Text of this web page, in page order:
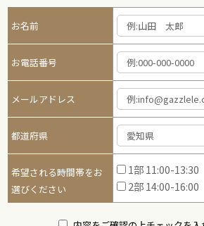
お名前
お電話番号
メールアドレス
都道府県
希望される時間帯をお
選びください
1部 11:00-13:30
2部 14:00-16:00